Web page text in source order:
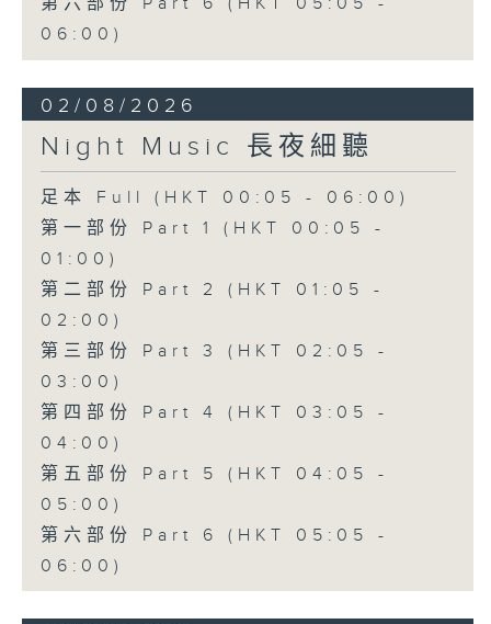
第六部份 Part 6 (HKT 05:05 -
06:00)
02/08/2026
Night Music 長夜細聽
足本 Full (HKT 00:05 - 06:00)
第一部份 Part 1 (HKT 00:05 -
01:00)
第二部份 Part 2 (HKT 01:05 -
02:00)
第三部份 Part 3 (HKT 02:05 -
03:00)
第四部份 Part 4 (HKT 03:05 -
04:00)
第五部份 Part 5 (HKT 04:05 -
05:00)
第六部份 Part 6 (HKT 05:05 -
06:00)